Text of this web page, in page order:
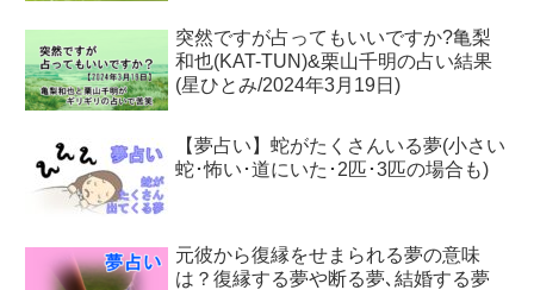
突然ですが占ってもいいですか?亀梨
和也(KAT-TUN)&栗山千明の占い結果
(星ひとみ/2024年3月19日)
【夢占い】蛇がたくさんいる夢(小さい
蛇･怖い･道にいた･2匹･3匹の場合も)
元彼から復縁をせまられる夢の意味
は？復縁する夢や断る夢､結婚する夢